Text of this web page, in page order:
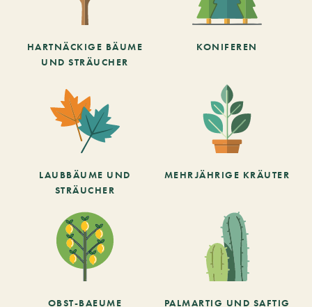
HARTNÄCKIGE BÄUME
UND STRÄUCHER
KONIFEREN
LAUBBÄUME UND
STRÄUCHER
MEHRJÄHRIGE KRÄUTER
OBST-BAEUME PALMARTIG UND SAFTIG